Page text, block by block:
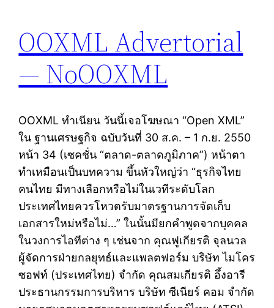
OOXML Advertorial
— NoOOXML
OOXML ทำเนียน วันนี้เจอโฆษณา “Open XML”
ใน ฐานเศรษฐกิจ ฉบับวันที่ 30 ส.ค. – 1 ก.ย. 2550
หน้า 34 (เซคชั่น “ตลาด-ตลาดภูมิภาค”) หน้าตา
ทำเหมือนเป็นบทความ ขึ้นหัวใหญ่ว่า “ธุรกิจไทย
คนไทย มีทางเลือกหรือไม่ในเวทีระดับโลก
ประเทศไทยควรโหวตรับมาตรฐานการจัดเก็บ
เอกสารใหม่หรือไม่…” ในนั้นมียกคำพูดจากบุคคล
ในวงการไอทีต่าง ๆ เช่นจาก คุณฟูเกียรติ จุลนวล
ผู้จัดการฝ่ายกลยุทธ์และแพลตฟอร์ม บริษัท ไมโคร
ซอฟท์ (ประเทศไทย) จำกัด คุณสมเกียรติ อึ้งอารี
ประธานกรรมการบริหาร บริษัท ซีเนียร์ คอม จำกัด